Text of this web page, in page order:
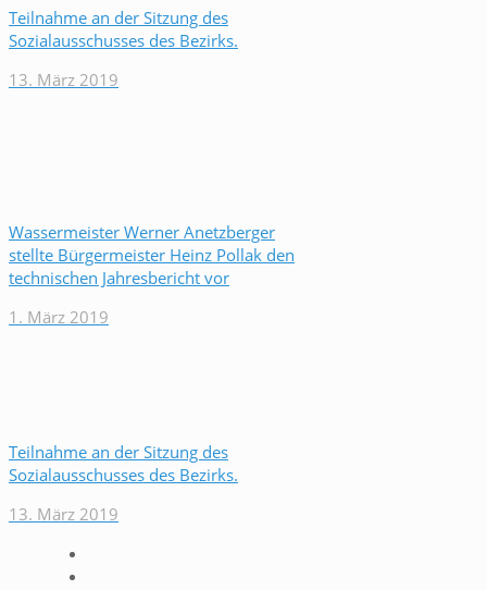
Teilnahme an der Sitzung des
Sozialausschusses des Bezirks.
13. März 2019
Wassermeister Werner Anetzberger
stellte Bürgermeister Heinz Pollak den
technischen Jahresbericht vor
1. März 2019
Teilnahme an der Sitzung des
Sozialausschusses des Bezirks.
13. März 2019